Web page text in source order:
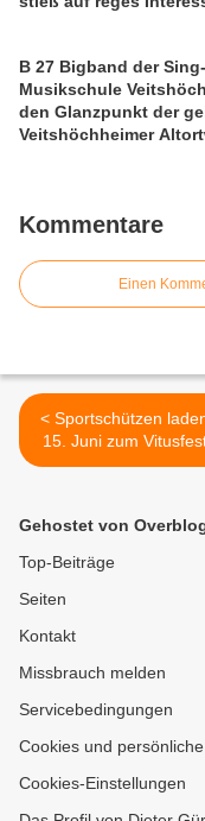
B 27 Bigband der
Musikschule
den Glanzpunkt der
Veitshöchheimer
Kommentare
Einen
< Sportschützen laden am
15. Juni zum Vitusfest
Siegerehrung im
Gehostet von
Top-Beiträge
Seiten
Kontakt
Missbrauch melden
Servicebedingungen
Cookies und
Cookies-Einstellungen